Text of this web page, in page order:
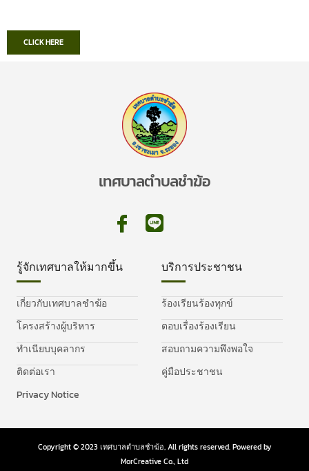
CLICK HERE
เทศบาลตำบลชำฆ้อ
รู้จักเทศบาลให้มากขึ้น
เกี่ยวกับเทศบาลชำฆ้อ
โครงสร้างผู้บริหาร
ทำเนียบบุคลากร
ติดต่อเรา
Privacy Notice
บริการประชาชน
ร้องเรียนร้องทุกข์
ตอบเรื่องร้องเรียน
สอบถามความพึงพอใจ
คู่มือประชาชน
Copyright © 2023 เทศบาลตำบลชำฆ้อ, All rights reserved. Powered by
MorCreative Co., Ltd